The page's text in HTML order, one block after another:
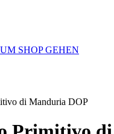
SHOP GEHEN
di Manduria DOP